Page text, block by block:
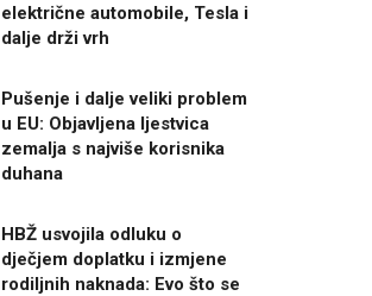
električne automobile, Tesla i
dalje drži vrh
Pušenje i dalje veliki problem
u EU: Objavljena ljestvica
zemalja s najviše korisnika
duhana
HBŽ usvojila odluku o
dječjem doplatku i izmjene
rodiljnih naknada: Evo što se